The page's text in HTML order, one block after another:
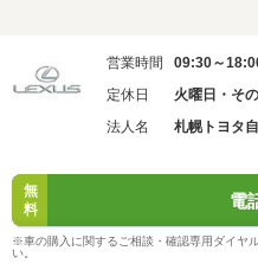
営業時間
09:30～
定休日
火曜日・そ
法人名
札幌トヨタ
無
料
電
※車の購入に関するご相談・確認専用ダイヤ
い。